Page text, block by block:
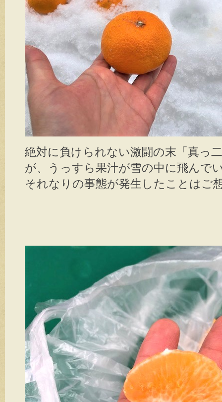
絶対に負けられない激闘の末「真っ
が、うっすら果汁が雪の中に飛んで
それなりの事態が発生したことはご